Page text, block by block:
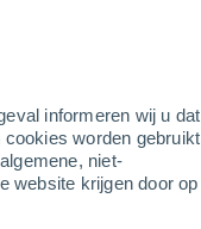
informeren wij u dat
worden gebruikt
niet-
website krijgen door op